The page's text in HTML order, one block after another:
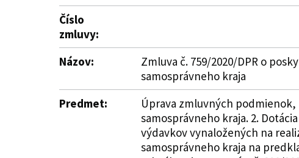
Číslo
zmluvy:
Názov:
Zmluva č. 759/2020/DPR o
samosprávneho kraja
Predmet:
Úprava zmluvných
samosprávneho kraja. 2.
výdavkov vynaložených na
samosprávneho kraja na